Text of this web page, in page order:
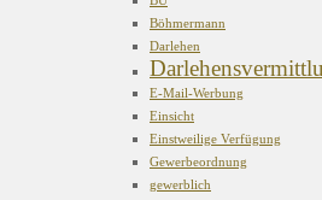
Böhmermann
Darlehen
E-Mail-Werbung
Einsicht
Einstweilige Verfügung
Gewerbeordnung
gewerblich